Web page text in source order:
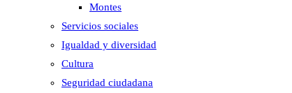
Montes
Servicios sociales
Igualdad y diversidad
Cultura
Seguridad ciudadana